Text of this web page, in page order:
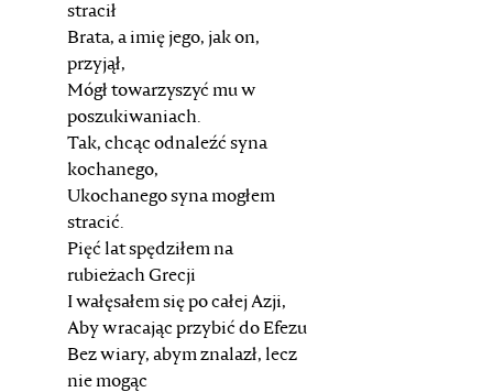
stracił
Brata, a imię jego, jak on,
przyjął,
Mógł towarzyszyć mu w
poszukiwaniach.
Tak, chcąc odnaleźć syna
kochanego,
Ukochanego syna mogłem
stracić.
Pięć lat spędziłem na
rubieżach Grecji
I wałęsałem się po całej Azji,
Aby wracając przybić do Efezu
Bez wiary, abym znalazł, lecz
nie mogąc